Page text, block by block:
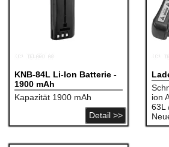
Detail >>
KNB-84L Li-Ion Batterie -
1900 mAh
Kapazität 1900 mAh
ion
63L
den